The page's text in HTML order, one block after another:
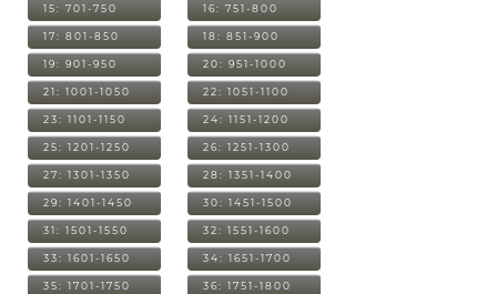
15: 701-750 16: 751-800
17: 801-850 18: 851-900
19: 901-950 20: 951-1000
21: 1001-1050 22: 1051-1100
23: 1101-1150 24: 1151-1200
25: 1201-1250 26: 1251-1300
27: 1301-1350 28: 1351-1400
29: 1401-1450 30: 1451-1500
31: 1501-1550 32: 1551-1600
33: 1601-1650 34: 1651-1700
35: 1701-1750 36: 1751-1800